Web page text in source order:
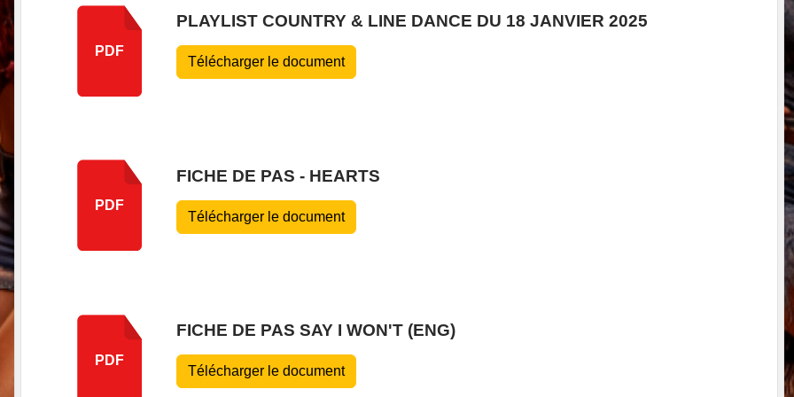
PDF
PLAYLIST COUNTRY & LINE DANCE DU 18 JANVIER 2025
Télécharger le document
PDF
FICHE DE PAS - HEARTS
Télécharger le document
PDF
FICHE DE PAS SAY I WON'T (ENG)
Télécharger le document